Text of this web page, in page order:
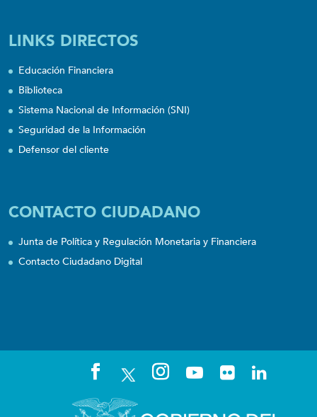
LINKS DIRECTOS
Educación Financiera
Biblioteca
Sistema Nacional de Información (SNI)
Seguridad de la Información
Defensor del cliente
CONTACTO CIUDADANO
Junta de Política y Regulación Monetaria y Financiera
Contacto Ciudadano Digital